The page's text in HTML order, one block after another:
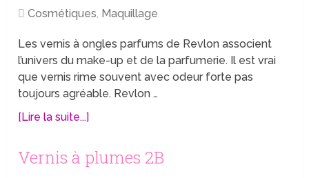
Cosmétiques, Maquillage
Les vernis à ongles parfums de Revlon associent
l’univers du make-up et de la parfumerie. Il est vrai
que vernis rime souvent avec odeur forte pas
toujours agréable. Revlon …
[Lire la suite...]
Vernis à plumes 2B